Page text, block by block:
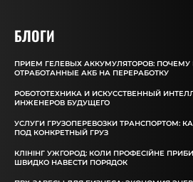
БЛОГИ
ПРИЕМ ГЕЛЕВЫХ АККУМУЛЯТОРОВ:
ОТРАБОТАННЫЕ АКБ НА ПЕРЕРАБОТКУ
РОБОТОТЕХНИКА И ИСКУССТВЕННЫЙ
ИНЖЕНЕРОВ БУДУЩЕГО
УСЛУГИ ГРУЗОПЕРЕВОЗКИ ТРАНСПОРТОМ:
ПОД КОНКРЕТНЫЙ ГРУЗ
КЛІНІНГ УЖГОРОД: КОЛИ ПРОФЕСІЙНЕ
ШВИДКО НАВЕСТИ ПОРЯДОК